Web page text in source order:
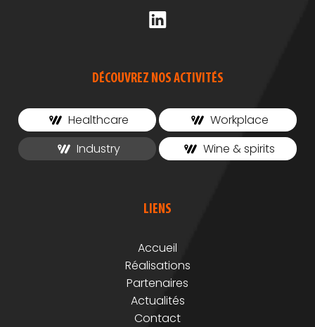
DÉCOUVREZ NOS ACTIVITÉS
Healthcare
Workplace
Industry
Wine & spirits
LIENS
Accueil
Réalisations
Partenaires
Actualités
Contact